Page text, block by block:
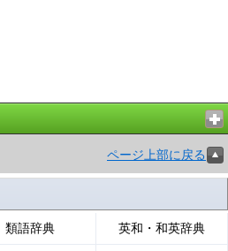
ページ上部に戻る
類語辞典 英和・和英辞典